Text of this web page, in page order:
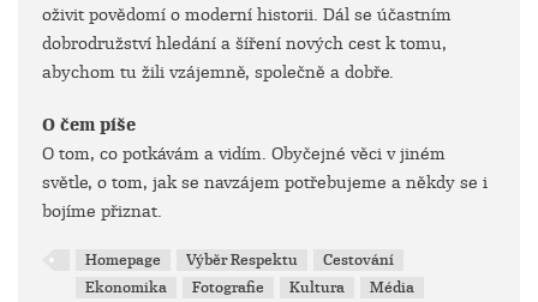
oživit povědomí o moderní historii. Dál se účastním
dobrodružství hledání a šíření nových cest k tomu,
abychom tu žili vzájemně, společně a dobře.
O čem píše
O tom, co potkávám a vidím. Obyčejné věci v jiném
světle, o tom, jak se navzájem potřebujeme a někdy se i
bojíme přiznat.
Homepage Výběr Respektu
Cestování
Ekonomika
Fotografie Kultura
Média